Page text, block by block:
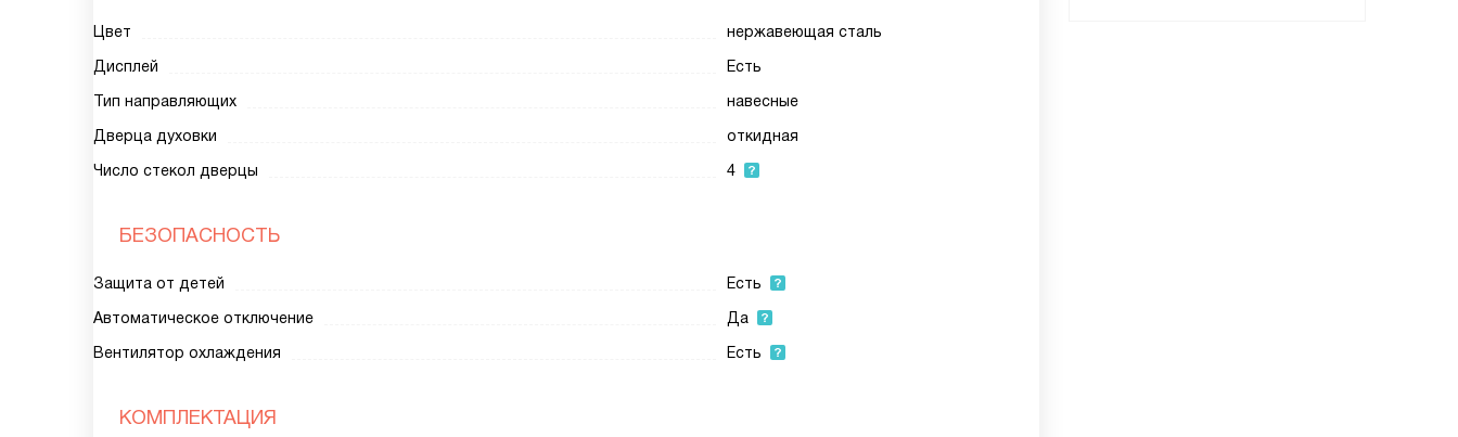
Цвет
нержавеющая сталь
Дисплей
Есть
Тип направляющих
навесные
Дверца духовки
откидная
Число стекол дверцы
4
БЕЗОПАСНОСТЬ
Защита от детей
Есть
Автоматическое отключение
Да
Вентилятор охлаждения
Есть
КОМПЛЕКТАЦИЯ